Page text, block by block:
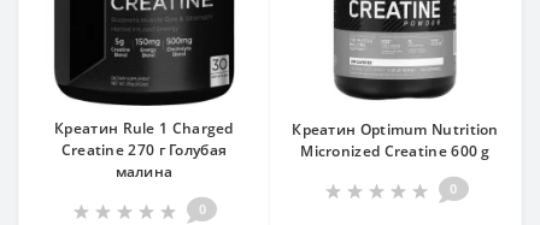
Креатин Rule 1 Charged
Creatine 270 г Голубая
малина
0
Креатин Optimum Nutrition
Micronized Creatine 600 g
0